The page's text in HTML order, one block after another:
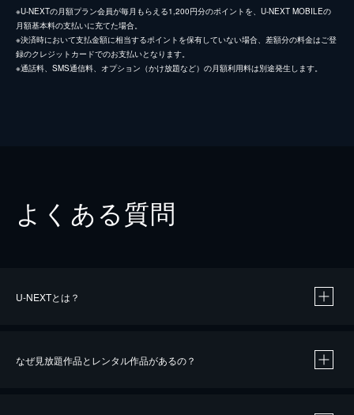
※U-NEXTの月額プラン会員が毎月もらえる1,200円分のポイントを、U-NEXT MOBILEの
月額基本料の支払いに充てた場合。
※決済時において支払金額に相当するポイントを保有していない場合、差額分の料金はご登
録のクレジットカードでのお支払いとなります。
※通話料、SMS通信料、オプション（かけ放題など）の月額利用料は別途発生します。
よくある質問
U-NEXTとは？
なぜ見放題作品とレンタル作品があるの？